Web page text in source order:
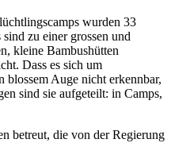
wurden 33
zu einer grossen und
kleine Bambushütten
Dass es sich um
blossem Auge nicht erkennbar,
sind sie aufgeteilt: in Camps,
betreut, die von der Regierung